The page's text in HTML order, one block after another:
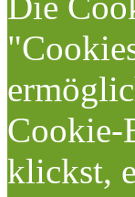
Cookie-
klickst,